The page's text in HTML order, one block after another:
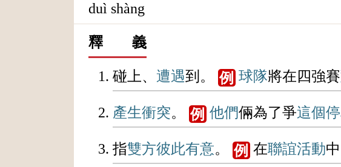
duì shàng
釋 義
碰上、 遭遇到。 例 球隊將在四強賽
產生衝突。 例 他們倆為了爭這個
指雙方彼此有意。 例 在聯誼活動